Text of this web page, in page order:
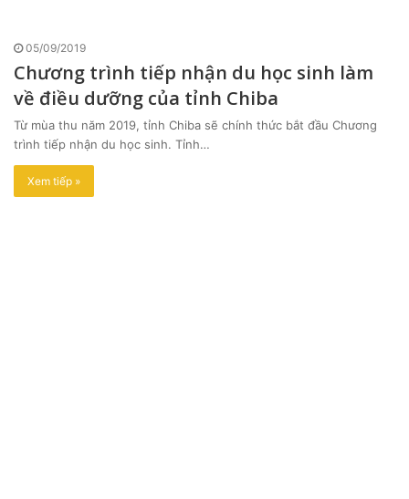
05/09/2019
Chương trình tiếp nhận du học sinh làm
về điều dưỡng của tỉnh Chiba
Từ mùa thu năm 2019, tỉnh Chiba sẽ chính thức bắt đầu Chương
trình tiếp nhận du học sinh. Tỉnh…
Xem tiếp »